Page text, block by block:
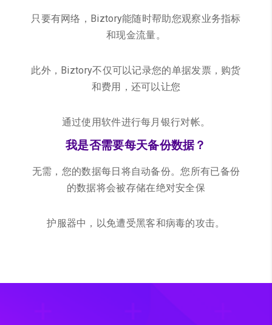
只要有网络，Biztory能随时帮助您观察业务指标
和现金流量。
此外，Biztory不仅可以记录您的单据发票，购货
和费用， 还可以让您
通过使用软件进行每月银行对帐。
我是否需要每天备份数据？
无需，您的数据每日将自动备份。您所有已备份
的数据将会被存储在绝对安全保
护服器中，以免遭受黑客和病毒的攻击。